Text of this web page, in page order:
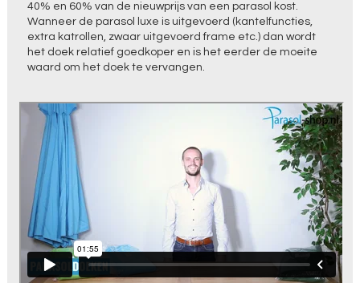
40% en 60% van de nieuwprijs van een parasol kost.
Wanneer de parasol luxe is uitgevoerd (kantelfuncties,
extra katrollen, zwaar uitgevoerd frame etc.) dan wordt
het doek relatief goedkoper en is het eerder de moeite
waard om het doek te vervangen.